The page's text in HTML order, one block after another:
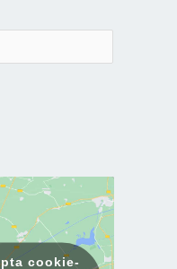
cookie-